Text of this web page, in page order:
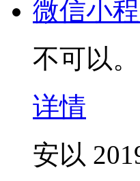
微信小
不可以。
详情
安以